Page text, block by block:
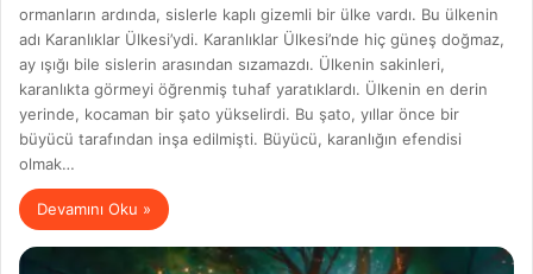
ormanların ardında, sislerle kaplı gizemli bir ülke vardı. Bu ülkenin
adı Karanlıklar Ülkesi’ydi. Karanlıklar Ülkesi’nde hiç güneş doğmaz,
ay ışığı bile sislerin arasından sızamazdı. Ülkenin sakinleri,
karanlıkta görmeyi öğrenmiş tuhaf yaratıklardı. Ülkenin en derin
yerinde, kocaman bir şato yükselirdi. Bu şato, yıllar önce bir
büyücü tarafından inşa edilmişti. Büyücü, karanlığın efendisi
olmak…
Devamını Oku »